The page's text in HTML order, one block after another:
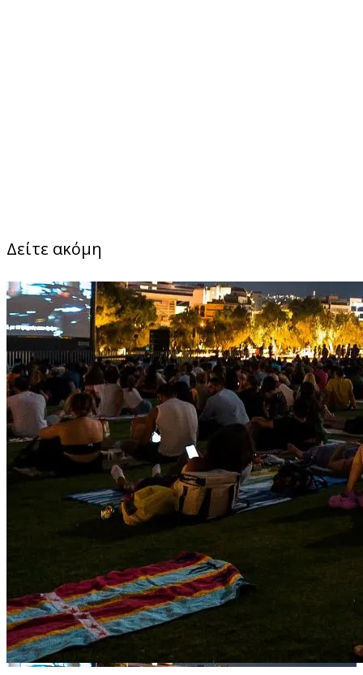
Δείτε ακόμη